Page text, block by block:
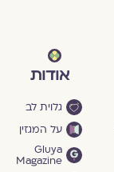
אודות
גלוית לב
על המגזין
Gluya
Magazine